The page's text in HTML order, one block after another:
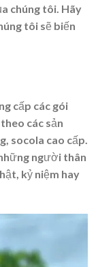
chúng tôi. Hãy
tôi sẽ biến
cấp các gói
các sản
socola cao cấp.
người thân
kỷ niệm hay